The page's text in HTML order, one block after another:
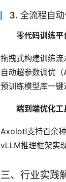
3. 全流程自
零代码训练
拖拽式构建训练流
自动超参数调优（
预训练模型库一键
端到端优化工
Axolotl支持百余
vLLM推理框架实
三、行业实践